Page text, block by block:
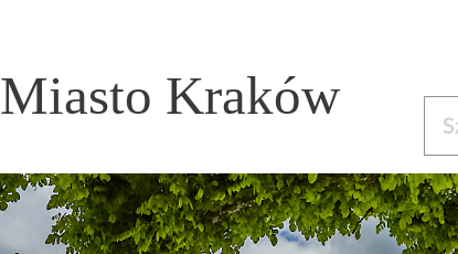
Miasto Kraków